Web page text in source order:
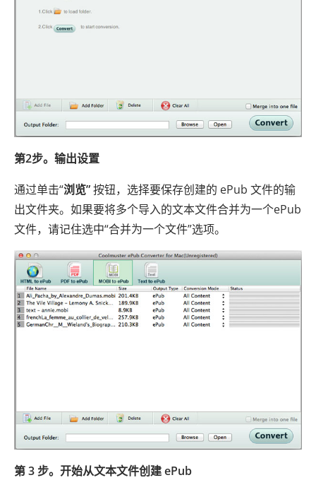
第2步。输出设置
通过单击“浏览”按钮，选择要保存创建的 ePub 文件的输
出文件夹。如果要将多个导入的文本文件合并为一个ePub
文件，请记住选中“合并为一个文件”选项。
第 3 步。开始从文本文件创建 ePub